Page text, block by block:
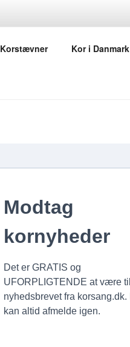
Korstævner Kor i Danmark